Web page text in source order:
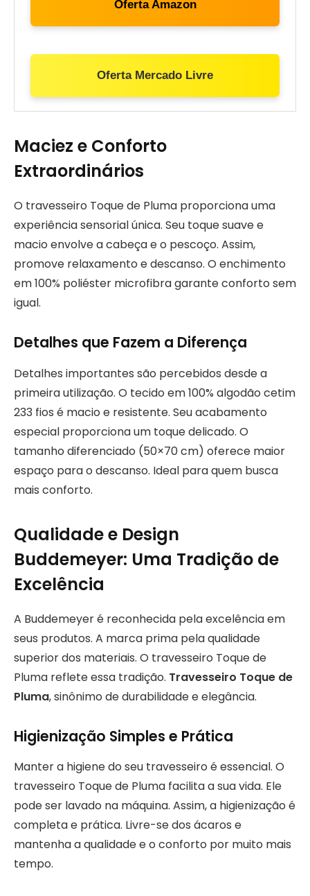
Oferta Amazon
Oferta Mercado Livre
Maciez e Conforto
Extraordinários
O travesseiro Toque de Pluma proporciona uma
experiência sensorial única. Seu toque suave e
macio envolve a cabeça e o pescoço. Assim,
promove relaxamento e descanso. O enchimento
em 100% poliéster microfibra garante conforto sem
igual.
Detalhes que Fazem a Diferença
Detalhes importantes são percebidos desde a
primeira utilização. O tecido em 100% algodão cetim
233 fios é macio e resistente. Seu acabamento
especial proporciona um toque delicado. O
tamanho diferenciado (50×70 cm) oferece maior
espaço para o descanso. Ideal para quem busca
mais conforto.
Qualidade e Design
Buddemeyer: Uma Tradição de
Excelência
A Buddemeyer é reconhecida pela excelência em
seus produtos. A marca prima pela qualidade
superior dos materiais. O travesseiro Toque de
Pluma reflete essa tradição. Travesseiro Toque de
Pluma, sinônimo de durabilidade e elegância.
Higienização Simples e Prática
Manter a higiene do seu travesseiro é essencial. O
travesseiro Toque de Pluma facilita a sua vida. Ele
pode ser lavado na máquina. Assim, a higienização é
completa e prática. Livre-se dos ácaros e
mantenha a qualidade e o conforto por muito mais
tempo.